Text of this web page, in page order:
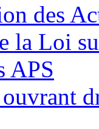
des
la Loi
APS